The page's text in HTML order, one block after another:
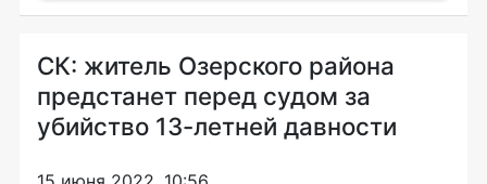
СК: житель Озерского района
предстанет перед судом за
убийство 13-летней давности